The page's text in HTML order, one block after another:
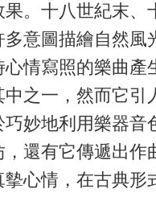
果。十八世紀末、
多意圖描繪自然風
情寫照的樂曲產
中之一，然而它引
巧妙地利用樂器音
，還有它傳遞出作
摰心情，在古典形